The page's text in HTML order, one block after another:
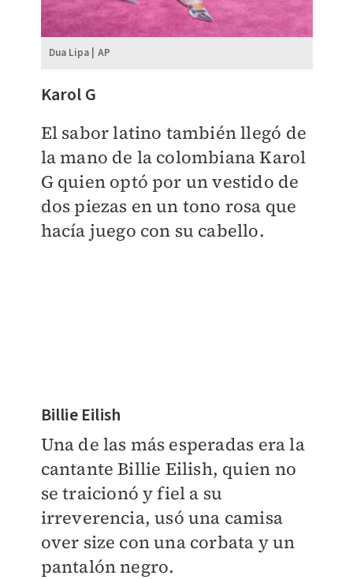
Dua Lipa | AP
Karol G
El sabor latino también llegó de
la mano de la colombiana Karol
G quien optó por un vestido de
dos piezas en un tono rosa que
hacía juego con su cabello.
Billie Eilish
Una de las más esperadas era la
cantante Billie Eilish, quien no
se traicionó y fiel a su
irreverencia, usó una camisa
over size con una corbata y un
pantalón negro.